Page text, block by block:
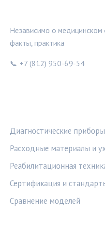
Независимо о медицинском
факты, практика
📞 +7 (812) 950-69-54
Диагностические приборы
Расходные материалы и
Реабилитационная
Сертификация и
Сравнение моделей